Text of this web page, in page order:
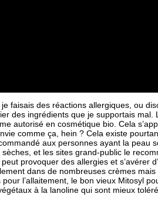
faisais des réactions allergiques, ou
des ingrédients que je supportais
autorisé en cosmétique bio. Cela
comme ça, hein ? Cela existe
aux personnes ayant la peau
et les sites grand-public le
provoquer des allergies et s’avérer
dans de nombreuses crèmes
l’allaitement, le bon vieux Mitosyl
à la lanoline qui sont mieux